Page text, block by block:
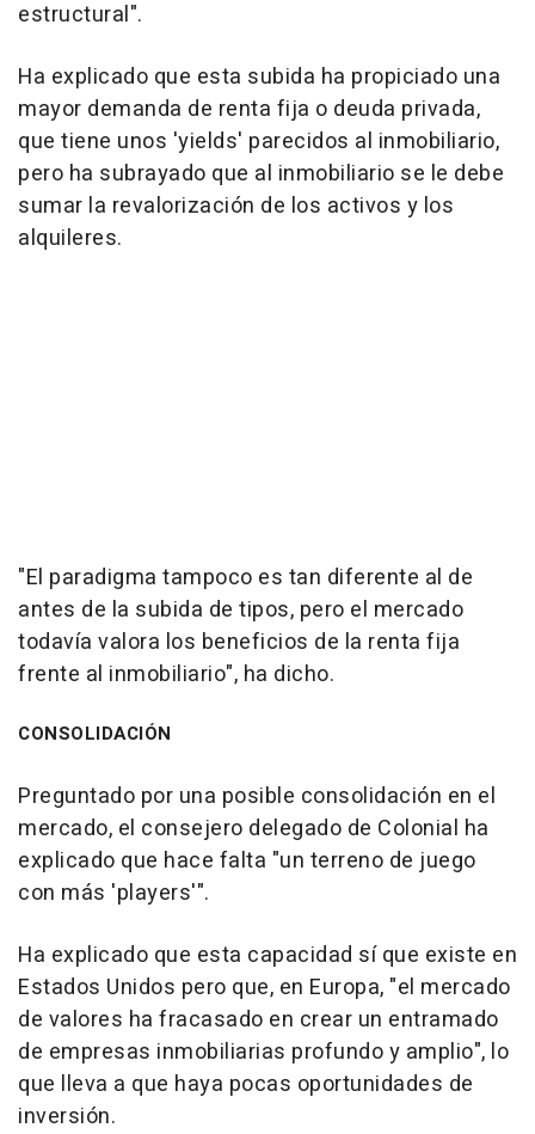
estructural".
Ha explicado que esta subida ha propiciado una
mayor demanda de renta fija o deuda privada,
que tiene unos 'yields' parecidos al inmobiliario,
pero ha subrayado que al inmobiliario se le debe
sumar la revalorización de los activos y los
alquileres.
"El paradigma tampoco es tan diferente al de
antes de la subida de tipos, pero el mercado
todavía valora los beneficios de la renta fija
frente al inmobiliario", ha dicho.
CONSOLIDACIÓN
Preguntado por una posible consolidación en el
mercado, el consejero delegado de Colonial ha
explicado que hace falta "un terreno de juego
con más 'players'".
Ha explicado que esta capacidad sí que existe en
Estados Unidos pero que, en Europa, "el mercado
de valores ha fracasado en crear un entramado
de empresas inmobiliarias profundo y amplio", lo
que lleva a que haya pocas oportunidades de
inversión.